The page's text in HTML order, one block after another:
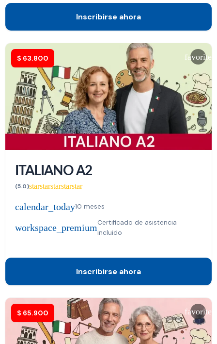
Inscribirse ahora
$ 63.800 favorite
ITALIANO A2
(5.0)starstarstarstarstar
calendar_today10 meses
workspace_premiumCertificado de asistencia
incluido
Inscribirse ahora
$ 65.900 favorite